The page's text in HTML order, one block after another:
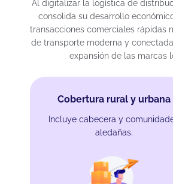
Al digitalizar la logística de
consolida su desarrollo
transacciones comerciales rápidas
de transporte moderna y
expansión de las marcas
Cobertura rural y urbana
Incluye cabecera y
aledañas.